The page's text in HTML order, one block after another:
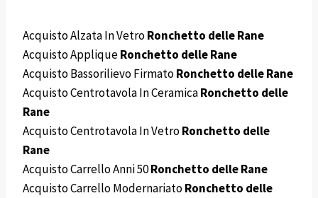
Acquisto Alzata In VetroRonchetto delle Rane
Acquisto AppliqueRonchetto delle Rane
Acquisto Bassorilievo FirmatoRonchetto delle Rane
Acquisto Centrotavola In CeramicaRonchetto delle
Rane
Acquisto Centrotavola In VetroRonchetto delle
Rane
Acquisto Carrello Anni 50Ronchetto delle Rane
Acquisto Carrello ModernariatoRonchetto delle